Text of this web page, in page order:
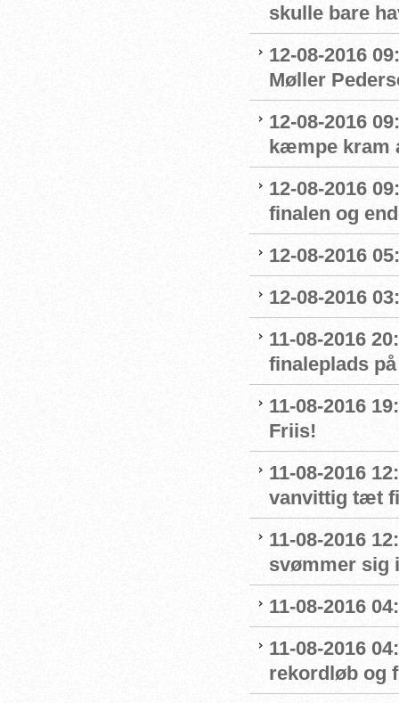
skulle bare
12-08-2016
Møller
12-08-2016
kæmpe kram
12-08-2016
finalen og
12-08-2016
12-08-2016
11-08-2016
finaleplads
11-08-2016
Friis!
11-08-2016
vanvittig tæt
11-08-2016
svømmer sig
11-08-2016
11-08-2016
rekordløb og